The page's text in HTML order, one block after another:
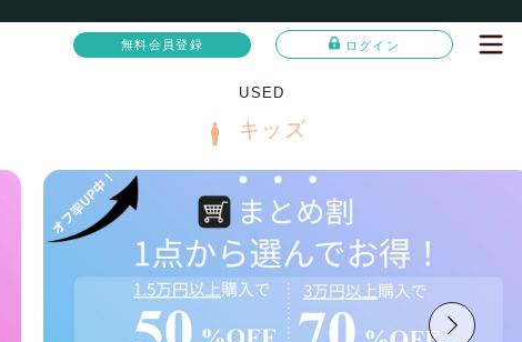
無料会員登録 ログイン
USED
キッズ